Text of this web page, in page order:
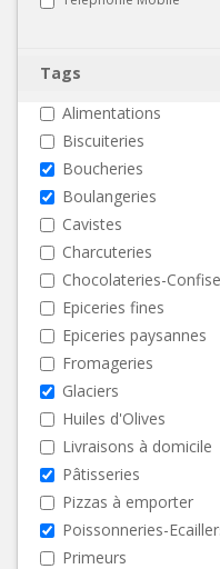
Tags
Alimentations
Biscuiteries
Boucheries
Boulangeries
Cavistes
Charcuteries
Chocolateries-
Epiceries fines
Epiceries paysannes
Fromageries
Glaciers
Huiles d'Olives
Livraisons à domicile
Pâtisseries
Pizzas à emporter
Poissonneries-
Primeurs